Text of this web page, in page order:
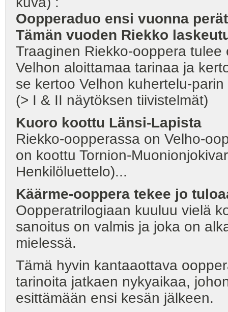
Oopperaduo ensi vuonna
Tämän vuoden Riekko
Traaginen Riekko-ooppera
Velhon aloittamaa tarinaa ja
se kertoo Velhon kuhertelu-
(> I & II näytöksen tiivistelmät)
Kuoro koottu Länsi-Lapista
Riekko-oopperassa on Velho-
on koottu Tornion-
Henkilöluettelo)...
Käärme-ooppera tekee jo
Oopperatrilogiaan kuuluu vielä
sanoitus on valmis ja joka on
mielessä.
Tämä hyvin kantaaottava
tarinoita jatkaen nykyaikaa,
esittämään ensi kesän jälkeen.